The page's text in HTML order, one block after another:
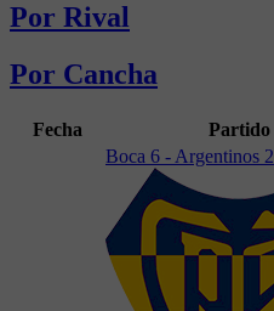
Por Rival
Por Cancha
Fecha Partido
Boca 6 - Argentinos 2